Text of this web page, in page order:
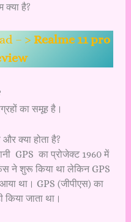
क्या है?
– > Realme 11 pro
का समूह है।
क्या होता है?
GPS का प्रोजेक्ट 1960 में
ने शुरू किया था लेकिन GPS
आया था। GPS (जीपीएस) का
किया जाता था।